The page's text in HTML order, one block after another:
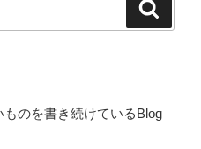
のを書き続けているBlog